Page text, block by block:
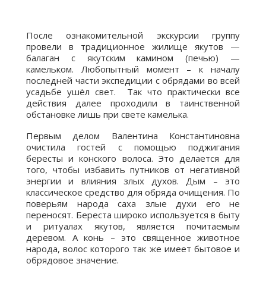
После ознакомительной экскурсии группу
провели в традиционное жилище якутов —
балаган с якутским камином (печью) —
камельком. Любопытный момент – к началу
последней части экспедиции с обрядами во всей
усадьбе ушёл свет. Так что практически все
действия далее проходили в таинственной
обстановке лишь при свете камелька.
Первым делом Валентина Константиновна
очистила гостей с помощью поджигания
бересты и конского волоса. Это делается для
того, чтобы избавить путников от негативной
энергии и влияния злых духов. Дым – это
классическое средство для обряда очищения. По
поверьям народа саха злые духи его не
переносят. Береста широко используется в быту
и ритуалах якутов, является почитаемым
деревом. А конь – это священное животное
народа, волос которого так же имеет бытовое и
обрядовое значение.